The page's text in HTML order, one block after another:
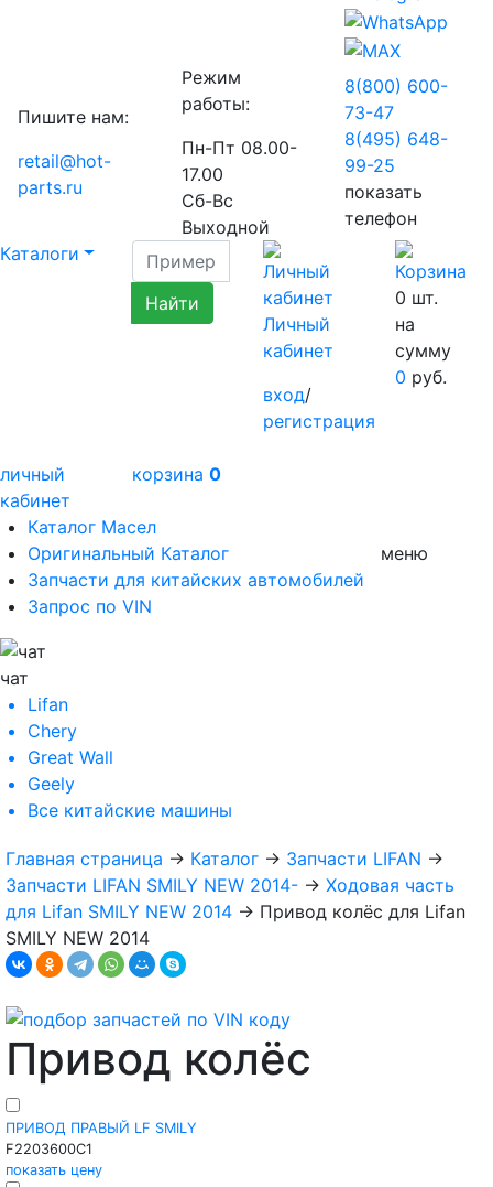
Пишите нам:
retail@hot-
parts.ru
Режим
работы:
Пн-Пт 08.00-
17.00
Сб-Вс
Выходной
8(800) 600-
73-47
8(495) 648-
99-25
показать
телефон
Каталоги
Личный
кабинет
вход/
регистрация
0 шт.
на
сумму
0 руб.
личный
кабинет
корзина 0
Каталог Масел
Оригинальный Каталог
Запчасти для китайских автомобилей
Запрос по VIN
меню
чат
Lifan
Chery
Great Wall
Geely
Все китайские машины
Главная страница → Каталог → Запчасти LIFAN →
Запчасти LIFAN SMILY NEW 2014- → Ходовая часть
для Lifan SMILY NEW 2014 → Привод колёс для Lifan
SMILY NEW 2014
Привод колёс
ПРИВОД ПРАВЫЙ LF SMILY
F2203600C1
показать цену